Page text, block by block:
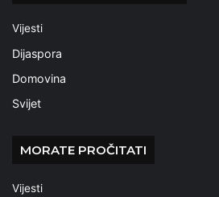
Vijesti
Dijaspora
Domovina
Svijet
MORATE PROČITATI
Vijesti